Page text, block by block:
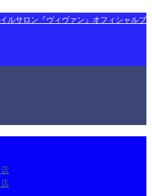
ルサロン『ヴィヴァン』オフィシャルブ